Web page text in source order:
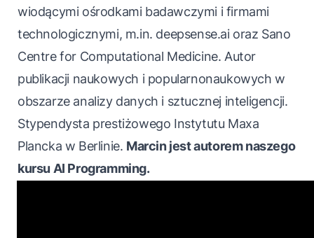
wiodącymi ośrodkami badawczymi i firmami
technologicznymi, m.in. deepsense.ai oraz Sano
Centre for Computational Medicine. Autor
publikacji naukowych i popularnonaukowych w
obszarze analizy danych i sztucznej inteligencji.
Stypendysta prestiżowego Instytutu Maxa
Plancka w Berlinie. Marcin jest autorem naszego
kursu AI Programming.